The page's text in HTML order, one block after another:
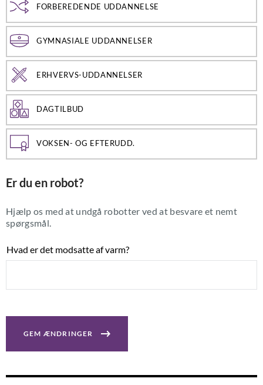
FORBEREDENDE UDDANNELSE
GYMNASIALE UDDANNELSER
ERHVERVS-UDDANNELSER
DAGTILBUD
VOKSEN- OG EFTERUDD.
Er du en robot?
Hjælp os med at undgå robotter ved at besvare et nemt
spørgsmål.
Hvad er det modsatte af varm?
GEM ÆNDRINGER